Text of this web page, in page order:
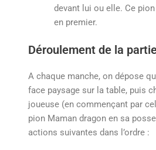
devant lui ou elle. Ce
en premier.
Déroulement de la
A chaque manche, on dépose
face paysage sur la table, puis
joueuse (en commençant par
pion Maman dragon en sa
actions suivantes dans l’ordre :